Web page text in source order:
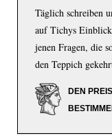
Täglich schreiben
auf Tichys
jenen Fragen, die
den Teppich
DEN